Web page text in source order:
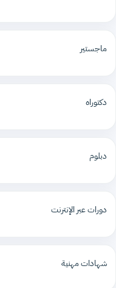
ماجستير
دكتوراه
دبلوم
دورات عبر الإنترنت
شهادات مهنية